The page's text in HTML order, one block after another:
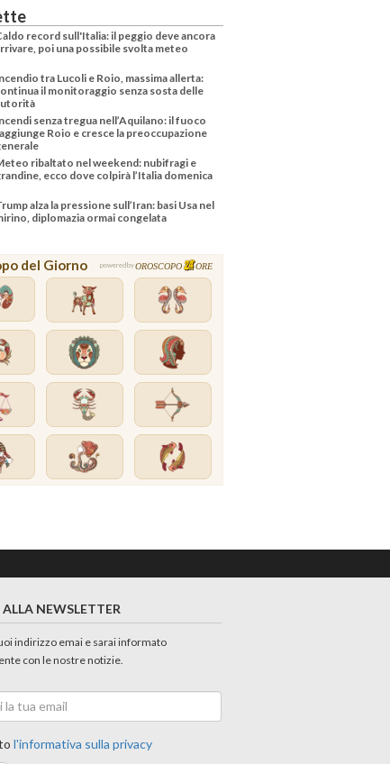
record sull'Italia: il peggio deve ancora
poi una possibile svolta meteo
tra Lucoli e Roio, massima allerta:
il monitoraggio senza sosta delle
senza tregua nell’Aquilano: il fuoco
Roio e cresce la preoccupazione
ribaltato nel weekend: nubifragi e
ecco dove colpirà l’Italia domenica
alza la pressione sull’Iran: basi Usa nel
diplomazia ormai congelata
del Giorno powered byOROSCOPO ORE
NEWSLETTER
indirizzo emai e sarai informato
con le nostre notizie.
l'informativa sulla privacy